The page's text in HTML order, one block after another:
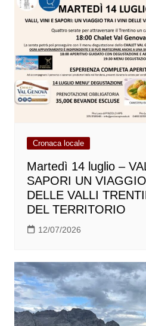
Cronaca locale
Martedì 14 luglio –
SAPORI UN
DELLE VALLI
DEL TERRITORIO
12/07/2026